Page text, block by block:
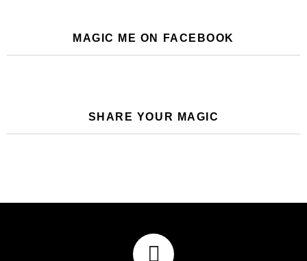
MAGIC ME ON FACEBOOK
SHARE YOUR MAGIC